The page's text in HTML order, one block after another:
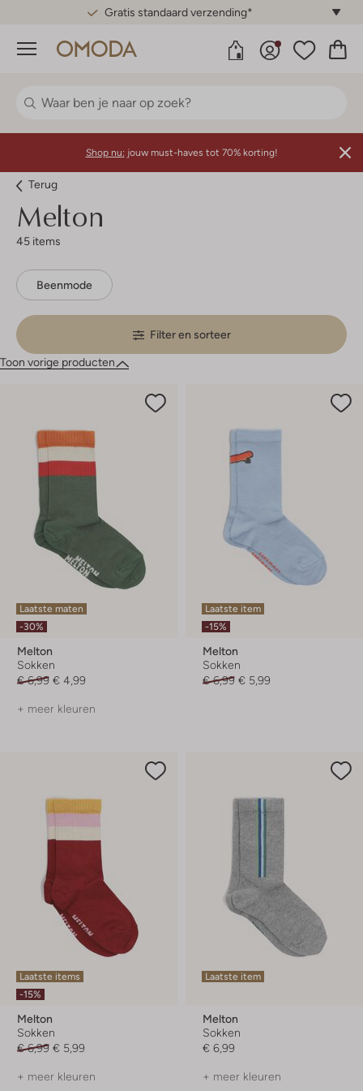
Gratis standaard verzending*
Menu
Shop nu: jouw must-haves tot 70% korting!
Terug
Melton
45 items
Beenmode
Filter en sorteer
Toon vorige producten
Laatste maten
-30%
Melton
Sokken
€ 6,99 € 4,99
+ meer kleuren
Laatste item
-15%
Melton
Sokken
€ 6,99 € 5,99
Laatste items
-15%
Melton
Sokken
€ 6,99 € 5,99
+ meer kleuren
Laatste item
Melton
Sokken
€ 6,99
+ meer kleuren